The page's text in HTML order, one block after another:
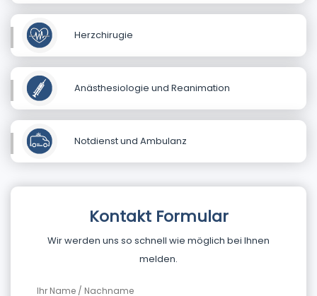
Herzchirugie
Anästhesiologie und Reanimation
Notdienst und Ambulanz
Kontakt Formular
Wir werden uns so schnell wie möglich bei Ihnen
melden.